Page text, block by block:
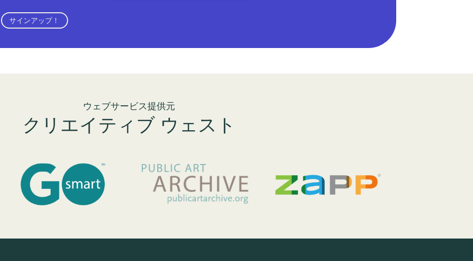
サインアップ！
ウェブサービス提供元
クリエイティブ ウェスト